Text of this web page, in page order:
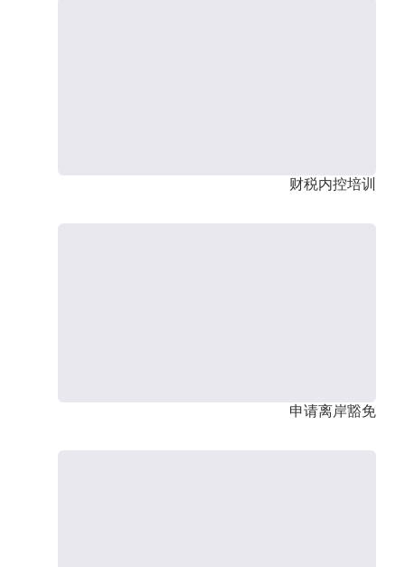
财税内控培训
申请离岸豁免